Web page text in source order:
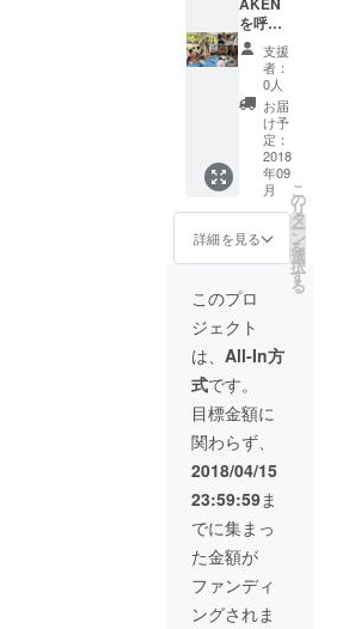
一種類
選んで
頂き、
リター
ン購入
時備考
欄にお
好きな
柄の種
類をご
記入お
願いし
ます。
柄の種
類「波
（Nami
) と
ゆらぎ
(Yuragi)
」
タで竹
の皮を
はぎ、
カンナ
をか
け、磨
き上
げ、ひ
とつず
つ祈り
を込め
て、 穴
をあ
け、作
り上げ
るラン
プ
シェー
ド。 14
年間の
竹あか
りのノ
ウハウ
と想い
を 竹あ
かり創
造の尖
端を目
指す３
チーム
が表現
した コ
を呼ん
じゃう
コー
ス】 あ
なたの
まちで
CHIKA
KENが
一節竹
あかり
制作
ワーク
ショッ
プを行
いま
す！
「ワー
ク
ショッ
プ + 今
回は本
プロ
ジェク
ト限定
「本10
冊」付
き！」
本と
ワーク
ショッ
プで竹
あかり
支援
者：
0人
お届
け予
定：
2018
年09
月
詳細を見る
こ
の
リ
タ
ー
ン
を
選
択
す
る
このプロ
ジェクト
は、 All-In方
式です。
目標金額に
関わらず、
2018/04/15
23:59:59ま
でに集まっ
た金額が
ファンディ
ングされま